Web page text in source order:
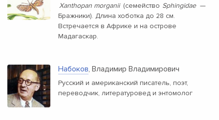
Xanthopan morganii (семейство Sphingidae —
Бражники). Длина хоботка до 28 см.
Встречается в Африке и на острове
Мадагаскар.
Набоков, Владимир Владимирович
Русский и американский писатель, поэт,
переводчик, литературовед и энтомолог